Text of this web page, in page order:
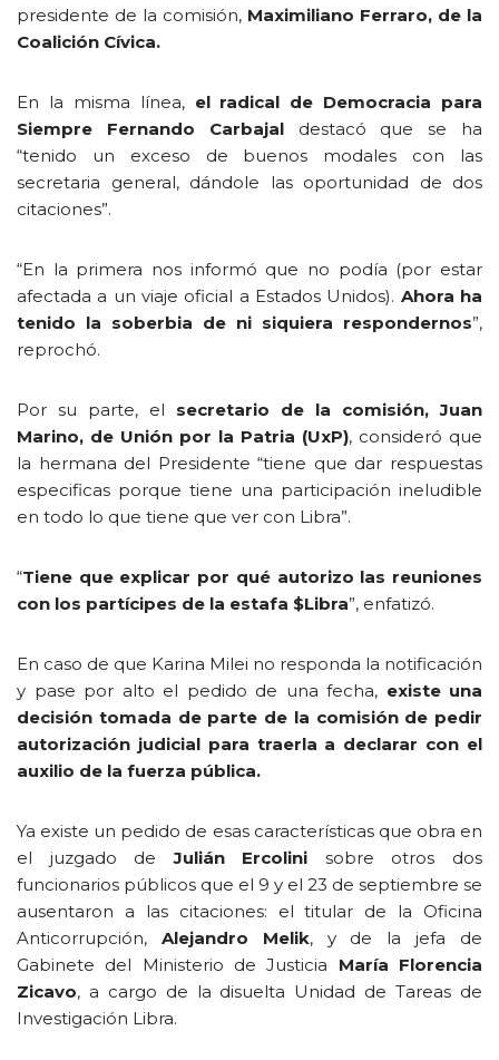
presidente de la comisión, Maximiliano Ferraro, de la
Coalición Cívica.
En la misma línea, el radical de Democracia para
Siempre Fernando Carbajal destacó que se ha
“tenido un exceso de buenos modales con las
secretaria general, dándole las oportunidad de dos
citaciones”.
“En la primera nos informó que no podía (por estar
afectada a un viaje oficial a Estados Unidos). Ahora ha
tenido la soberbia de ni siquiera respondernos”,
reprochó.
Por su parte, el secretario de la comisión, Juan
Marino, de Unión por la Patria (UxP), consideró que
la hermana del Presidente “tiene que dar respuestas
especificas porque tiene una participación ineludible
en todo lo que tiene que ver con Libra”.
“Tiene que explicar por qué autorizo las reuniones
con los partícipes de la estafa $Libra”, enfatizó.
En caso de que Karina Milei no responda la notificación
y pase por alto el pedido de una fecha, existe una
decisión tomada de parte de la comisión de pedir
autorización judicial para traerla a declarar con el
auxilio de la fuerza pública.
Ya existe un pedido de esas características que obra en
el juzgado deJulián Ercolini sobre otros dos
funcionarios públicos que el 9 y el 23 de septiembre se
ausentaron a las citaciones: el titular de la Oficina
Anticorrupción, Alejandro Melik, y de la jefa de
Gabinete del Ministerio de Justicia María Florencia
Zicavo, a cargo de la disuelta Unidad de Tareas de
Investigación Libra.